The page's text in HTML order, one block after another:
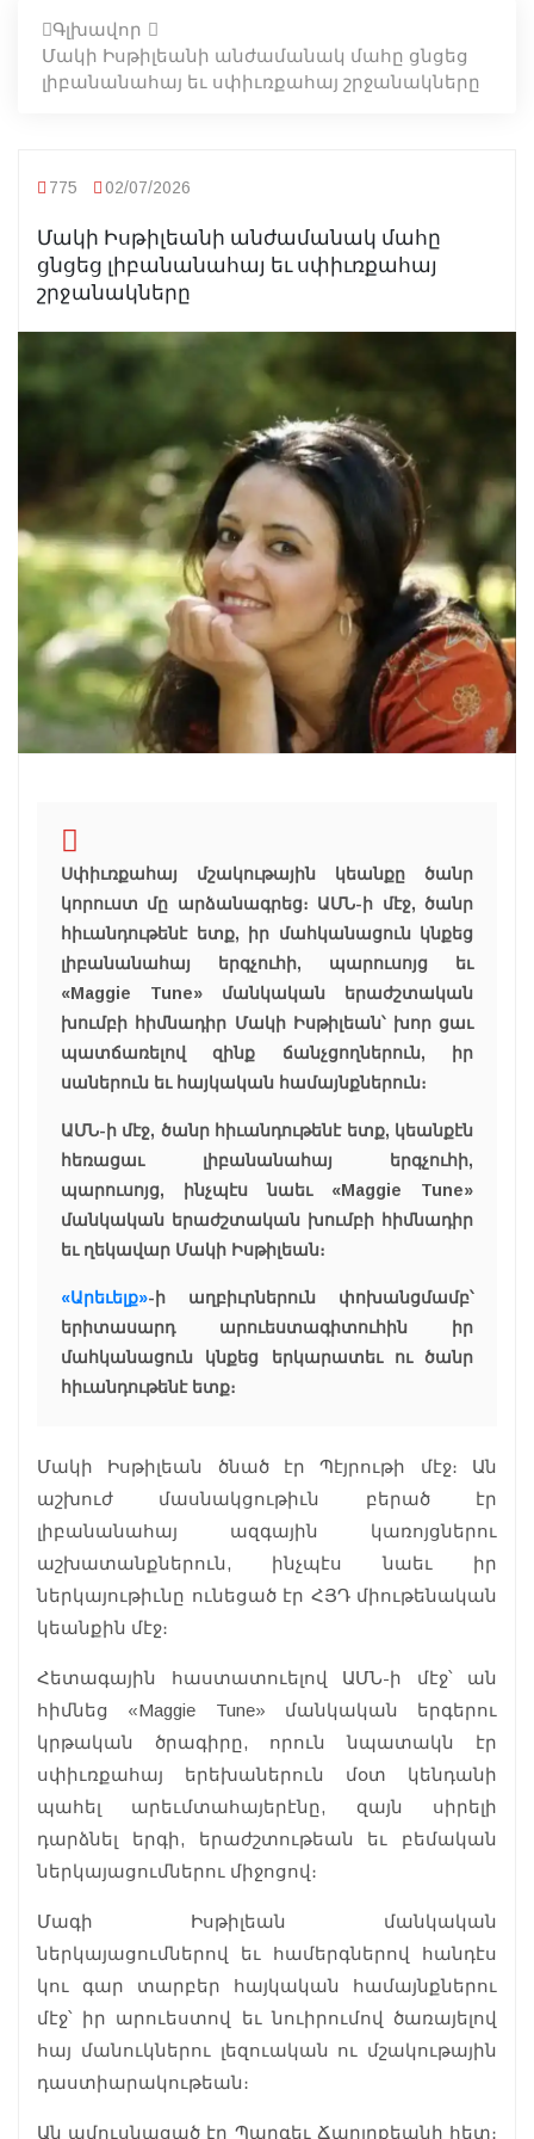
Գլխավոր
Մակի Իսթիլեանի անժամանակ մահը ցնցեց
լիբանանահայ եւ սփիւռքահայ շրջանակները
775 02/07/2026
Մակի Իսթիլեանի անժամանակ մահը
ցնցեց լիբանանահայ եւ սփիւռքահայ
շրջանակները
Սփիւռքահայ մշակութային կեանքը ծանր
կորուստ մը արձանագրեց։ ԱՄՆ-ի մէջ, ծանր
հիւանդութենէ ետք, իր մահկանացուն կնքեց
լիբանանահայ երգչուհի, պարուսոյց եւ
«Maggie Tune» մանկական երաժշտական
խումբի հիմնադիր Մակի Իսթիլեան՝ խոր ցաւ
պատճառելով զինք ճանչցողներուն, իր
սաներուն եւ հայկական համայնքներուն։
ԱՄՆ-ի մէջ, ծանր հիւանդութենէ ետք, կեանքէն
հեռացաւ լիբանանահայ երգչուհի,
պարուսոյց, ինչպէս նաեւ «Maggie Tune»
մանկական երաժշտական խումբի հիմնադիր
եւ ղեկավար Մակի Իսթիլեան։
«Արեւելք»-ի աղբիւրներուն փոխանցմամբ՝
երիտասարդ արուեստագիտուհին իր
մահկանացուն կնքեց երկարատեւ ու ծանր
հիւանդութենէ ետք։
Մակի Իսթիլեան ծնած էր Պէյրութի մէջ։ Ան
աշխուժ մասնակցութիւն բերած էր
լիբանանահայ ազգային կառոյցներու
աշխատանքներուն, ինչպէս նաեւ իր
ներկայութիւնը ունեցած էր ՀՅԴ միութենական
կեանքին մէջ։
Հետագային հաստատուելով ԱՄՆ-ի մէջ՝ ան
հիմնեց «Maggie Tune» մանկական երգերու
կրթական ծրագիրը, որուն նպատակն էր
սփիւռքահայ երեխաներուն մօտ կենդանի
պահել արեւմտահայերէնը, զայն սիրելի
դարձնել երգի, երաժշտութեան եւ բեմական
ներկայացումներու միջոցով։
Մագի Իսթիլեան մանկական
ներկայացումներով եւ համերգներով հանդէս
կու գար տարբեր հայկական համայնքներու
մէջ՝ իր արուեստով եւ նուիրումով ծառայելով
հայ մանուկներու լեզուական ու մշակութային
դաստիարակութեան։
Ան ամուսնացած էր Պարգեւ Ճարլըքեանի հետ։